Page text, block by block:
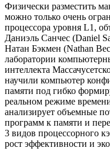
Физически разместить
можно только очень
процесcора уровня L1,
Даниэль Санчес (Daniel
Натан Бэкмен (Nathan
лаборатории
интеллекта
научили компьютер
памяти под гибко
реальном режиме
анализирует объемные
программ к памяти и
3 видов процессорного
рост эффективности и